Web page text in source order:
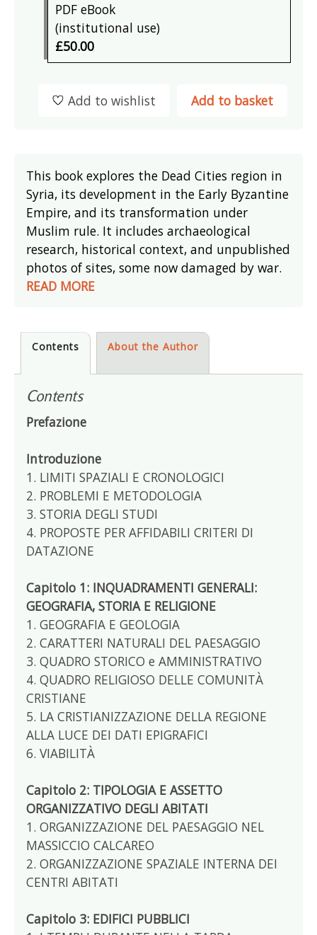
PDF eBook
(institutional use)
£50.00
Add to basket
Add to wishlist
This book explores the Dead Cities region in
Syria, its development in the Early Byzantine
Empire, and its transformation under
Muslim rule. It includes archaeological
research, historical context, and unpublished
photos of sites, some now damaged by war.
READ MORE
Contents About the Author
Contents
Prefazione
Introduzione
1. LIMITI SPAZIALI E CRONOLOGICI
2. PROBLEMI E METODOLOGIA
3. STORIA DEGLI STUDI
4. PROPOSTE PER AFFIDABILI CRITERI DI
DATAZIONE
Capitolo 1: INQUADRAMENTI GENERALI:
GEOGRAFIA, STORIA E RELIGIONE
1. GEOGRAFIA E GEOLOGIA
2. CARATTERI NATURALI DEL PAESAGGIO
3. QUADRO STORICO e AMMINISTRATIVO
4. QUADRO RELIGIOSO DELLE COMUNITÀ
CRISTIANE
5. LA CRISTIANIZZAZIONE DELLA REGIONE
ALLA LUCE DEI DATI EPIGRAFICI
6. VIABILITÀ
Capitolo 2: TIPOLOGIA E ASSETTO
ORGANIZZATIVO DEGLI ABITATI
1. ORGANIZZAZIONE DEL PAESAGGIO NEL
MASSICCIO CALCAREO
2. ORGANIZZAZIONE SPAZIALE INTERNA DEI
CENTRI ABITATI
Capitolo 3: EDIFICI PUBBLICI